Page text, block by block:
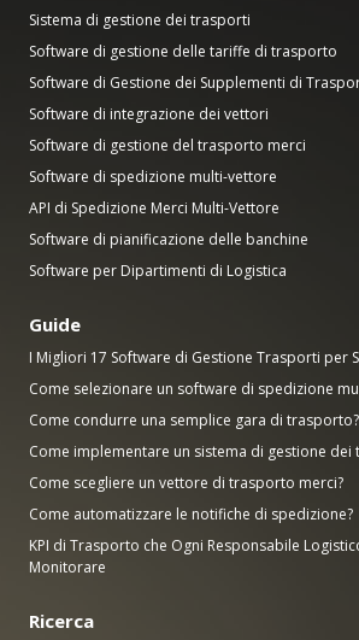
Sistema di gestione dei trasporti
Software di gestione delle tariffe di trasporto
Software di Gestione dei Supplementi di
Software di integrazione dei vettori
Software di gestione del trasporto merci
Software di spedizione multi-vettore
API di Spedizione Merci Multi-Vettore
Software di pianificazione delle banchine
Software per Dipartimenti di Logistica
Guide
I Migliori 17 Software di Gestione Trasporti per
Come selezionare un software di spedizione
Come condurre una semplice gara di trasporto?
Come implementare un sistema di gestione dei
Come scegliere un vettore di trasporto merci?
Come automatizzare le notifiche di spedizione?
KPI di Trasporto che Ogni Responsabile
Monitorare
Ricerca